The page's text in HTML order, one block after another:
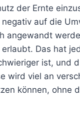
der Ernte
auf die
angewandt
Das hat
ist, und
wird viel an
können, ohne